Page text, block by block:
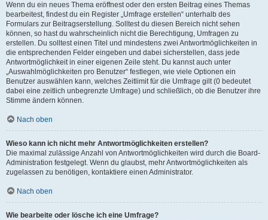
Wenn du ein neues Thema eröffnest oder den ersten Beitrag eines Themas
bearbeitest, findest du ein Register „Umfrage erstellen“ unterhalb des
Formulars zur Beitragserstellung. Solltest du diesen Bereich nicht sehen
können, so hast du wahrscheinlich nicht die Berechtigung, Umfragen zu
erstellen. Du solltest einen Titel und mindestens zwei Antwortmöglichkeiten in
die entsprechenden Felder eingeben und dabei sicherstellen, dass jede
Antwortmöglichkeit in einer eigenen Zeile steht. Du kannst auch unter
„Auswahlmöglichkeiten pro Benutzer“ festlegen, wie viele Optionen ein
Benutzer auswählen kann, welches Zeitlimit für die Umfrage gilt (0 bedeutet
dabei eine zeitlich unbegrenzte Umfrage) und schließlich, ob die Benutzer ihre
Stimme ändern können.
Nach oben
Wieso kann ich nicht mehr Antwortmöglichkeiten erstellen?
Die maximal zulässige Anzahl von Antwortmöglichkeiten wird durch die Board-
Administration festgelegt. Wenn du glaubst, mehr Antwortmöglichkeiten als
zugelassen zu benötigen, kontaktiere einen Administrator.
Nach oben
Wie bearbeite oder lösche ich eine Umfrage?